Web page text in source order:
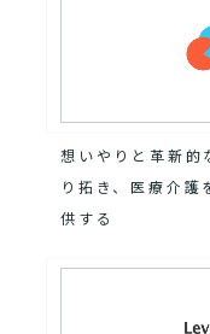
想いやりと革新的
り拓き、医療介
供する